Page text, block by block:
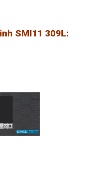
SMI11 309L: